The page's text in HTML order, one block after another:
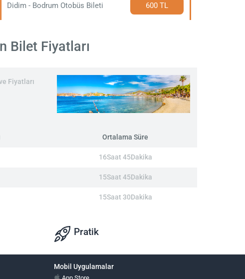
Didim - Bodrum Otobüs Bileti 600 TL
Bilet Fiyatları
Fiyatları
Ortalama Süre
16Saat 45Dakika
15Saat 45Dakika
15Saat 30Dakika
Pratik
Mobil Uygulamalar